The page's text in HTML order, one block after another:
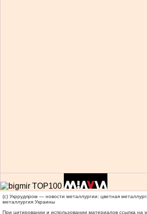
(c) Укррудпром — новости металлургии: цветная
металлургия Украины
При цитировании и использовании материалов ссылка на